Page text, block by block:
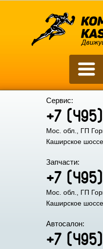
Сервис:
+7
Мос. обл., ГП
Каширское
Запчасти:
+7
Мос. обл., ГП
Каширское
Автосалон:
+7